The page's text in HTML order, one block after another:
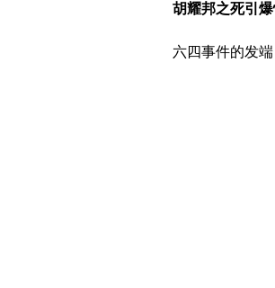
胡耀邦之死引爆
六四事件的发端